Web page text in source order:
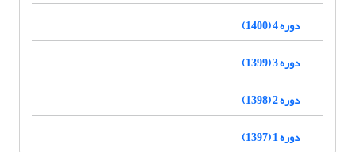
دوره 4 (1400)
دوره 3 (1399)
دوره 2 (1398)
دوره 1 (1397)